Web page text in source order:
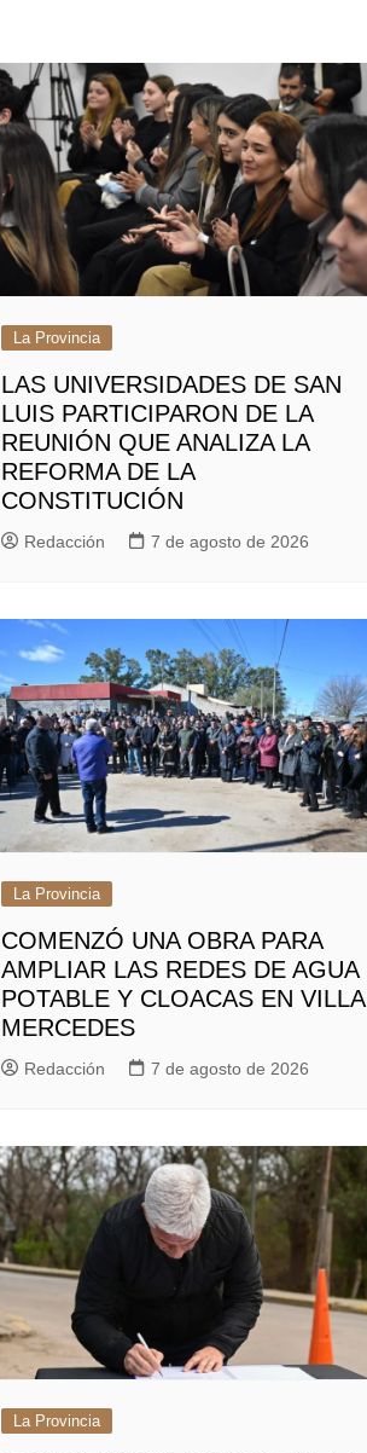
La Provincia
LAS UNIVERSIDADES DE SAN
LUIS PARTICIPARON DE LA
REUNIÓN QUE ANALIZA LA
REFORMA DE LA
CONSTITUCIÓN
Redacción 7 de agosto de 2026
La Provincia
COMENZÓ UNA OBRA PARA
AMPLIAR LAS REDES DE AGUA
POTABLE Y CLOACAS EN VILLA
MERCEDES
Redacción 7 de agosto de 2026
La Provincia